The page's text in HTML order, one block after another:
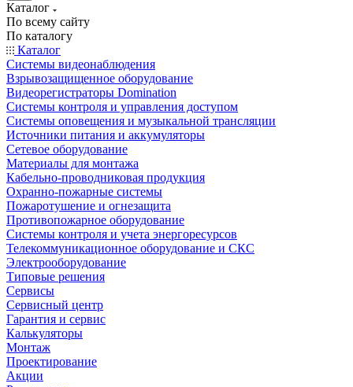
Каталог
По всему сайту
По каталогу
Каталог
Системы видеонаблюдения
Взрывозащищенное оборудование
Видеорегистраторы Domination
Системы контроля и управления доступом
Системы оповещения и музыкальной трансляции
Источники питания и аккумуляторы
Сетевое оборудование
Материалы для монтажа
Кабельно-проводниковая продукция
Охранно-пожарные системы
Пожаротушение и огнезащита
Противопожарное оборудование
Системы контроля и учета энергоресурсов
Телекоммуникационное оборудование и СКС
Электрооборудование
Типовые решения
Сервисы
Сервисный центр
Гарантия и сервис
Калькуляторы
Монтаж
Проектирование
Акции